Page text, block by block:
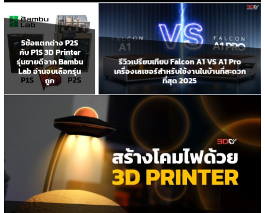
5ข้อแตกต่าง P2S
กับ P1S 3D Printer
รุ่นขายดีจาก Bambu
Lab อ่านจบเลือกรุ่น
ถูก
รีวิวเปรียบเทียบ Falcon A1 VS A1 Pro
เครื่องเลเซอร์สำหรับใช้งานในบ้านที่สะดวก
ที่สุด 2025